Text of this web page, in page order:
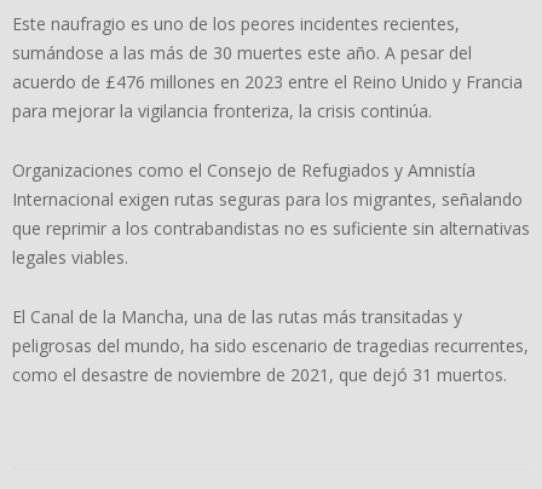
Este naufragio es uno de los peores incidentes recientes,
sumándose a las más de 30 muertes este año. A pesar del
acuerdo de £476 millones en 2023 entre el Reino Unido y Francia
para mejorar la vigilancia fronteriza, la crisis continúa.
Organizaciones como el Consejo de Refugiados y Amnistía
Internacional exigen rutas seguras para los migrantes, señalando
que reprimir a los contrabandistas no es suficiente sin alternativas
legales viables.
El Canal de la Mancha, una de las rutas más transitadas y
peligrosas del mundo, ha sido escenario de tragedias recurrentes,
como el desastre de noviembre de 2021, que dejó 31 muertos.